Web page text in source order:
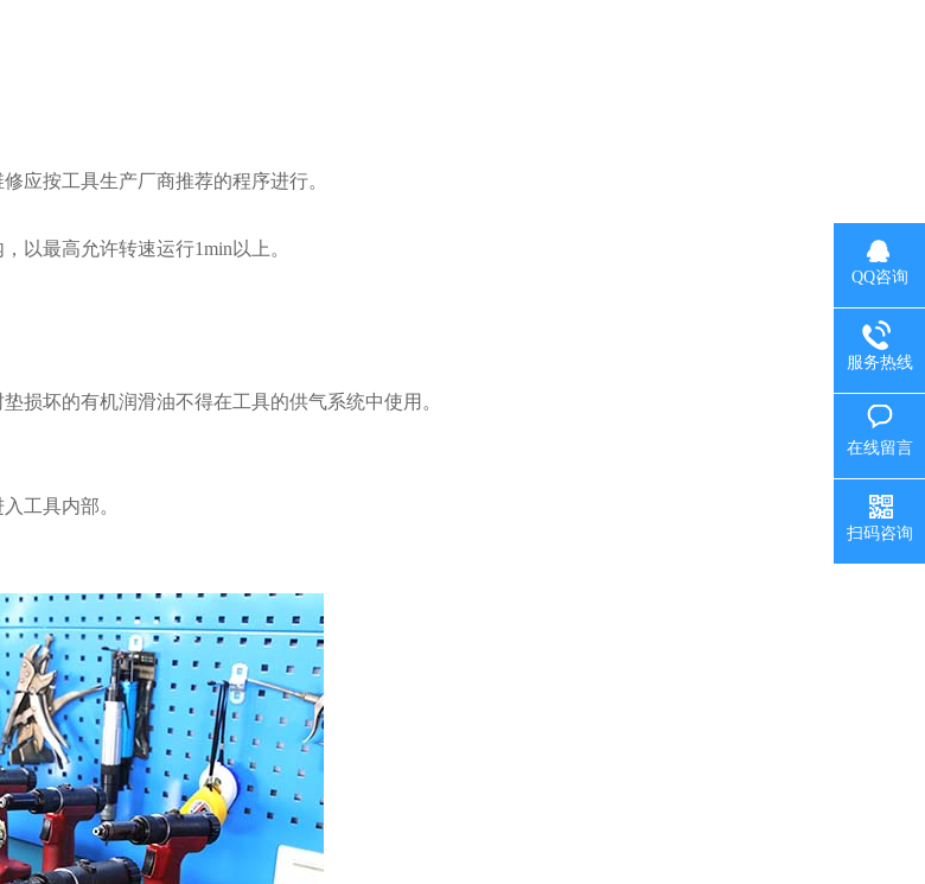
应按工具生产厂商推荐的程序进行。
以最高允许转速运行1min以上。
垫损坏的有机润滑油不得在工具的供气系统中使用。
工具内部。
QQ咨询
服务热线
在线留言
扫码咨询